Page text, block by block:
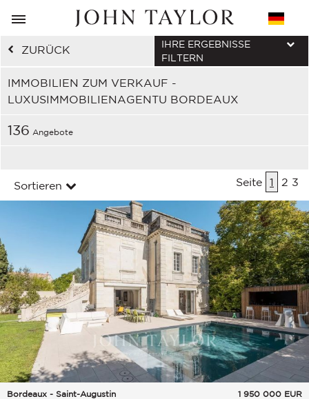
ZURÜCK
IMMOBILIEN ZUM VERKAUF -
LUXUSIMMOBILIENAGENTU BORDEAUX
IHRE ERGEBNISSE
FILTERN
136 Angebote
Sortieren Seite 1 2 3
Bordeaux - Saint-Augustin
1 950 000 EUR